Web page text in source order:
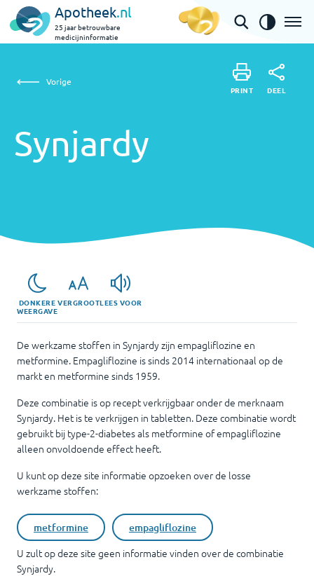
Apotheek.nl
25 jaar betrouwbare
medicijninformatie
Vorige
Synjardy
PRINT DEEL
DONKERE
WEERGAVE
VERGROOTLEES VOOR
De werkzame stoffen in Synjardy zijn empagliflozine en
metformine. Empagliflozine is sinds 2014 internationaal op de
markt en metformine sinds 1959.
Deze combinatie is op recept verkrijgbaar onder de merknaam
Synjardy. Het is te verkrijgen in tabletten. Deze combinatie wordt
gebruikt bij type-2-diabetes als metformine of empagliflozine
alleen onvoldoende effect heeft.
U kunt op deze site informatie opzoeken over de losse
werkzame stoffen:
metformine empagliflozine
U zult op deze site geen informatie vinden over de combinatie
Synjardy.